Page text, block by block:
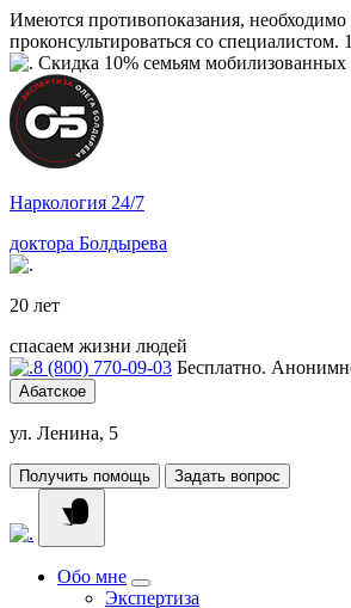
Имеются противопоказания, необходимо
проконсультироваться со специалистом.
Скидка 10% семьям мобилизованных
Наркология 24/7
доктора Болдырева
20 лет
спасаем жизни людей
8 (800) 770-09-03 Бесплатно.
Абатское
ул. Ленина, 5
Получить помощь Задать вопрос
Обо мне
Экспертиза